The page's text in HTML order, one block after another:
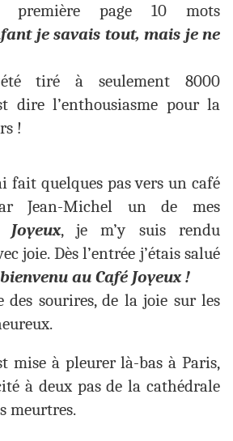
page 10 mots
je savais tout, mais je ne
tiré à seulement 8000
dire l’enthousiasme pour la
!
fait quelques pas vers un café
Jean-Michel un de mes
, je m’y suis rendu
joie. Dès l’entrée j’étais salué
bienvenu au Café Joyeux !
des sourires, de la joie sur les
mise à pleurer là-bas à Paris,
à deux pas de la cathédrale
meurtres.